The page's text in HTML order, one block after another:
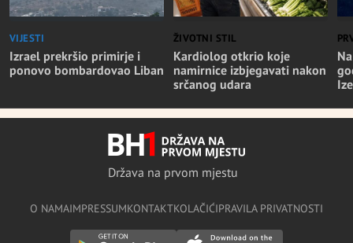
VIJESTI
Izrael prekršio primirje i
ponovo bombardovao Liban
ŽIVOTNI STIL
Kardiolog otkrio koje
namirnice izbjegavati nakon
srčanog udara
Država na prvom mjestu
O NAMAIMPRESSUMKONTAKTKOLAČIĆIPRAVILA PRIVATNOSTI